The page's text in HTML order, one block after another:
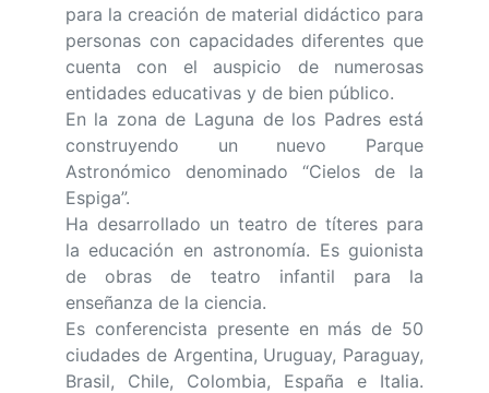
para la creación de material didáctico para
personas con capacidades diferentes que
cuenta con el auspicio de numerosas
entidades educativas y de bien público.
En la zona de Laguna de los Padres está
construyendo un nuevo Parque
Astronómico denominado “Cielos de la
Espiga”.
Ha desarrollado un teatro de títeres para
la educación en astronomía. Es guionista
de obras de teatro infantil para la
enseñanza de la ciencia.
Es conferencista presente en más de 50
ciudades de Argentina, Uruguay, Paraguay,
Brasil, Chile, Colombia, España e Italia.